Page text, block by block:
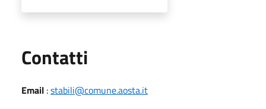
Contatti
Email :stabili@comune.aosta.it